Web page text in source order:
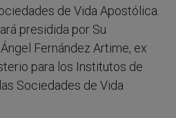
de Vida Apostólica.
presidida por Su
Fernández Artime, ex
para los Institutos de
Sociedades de Vida